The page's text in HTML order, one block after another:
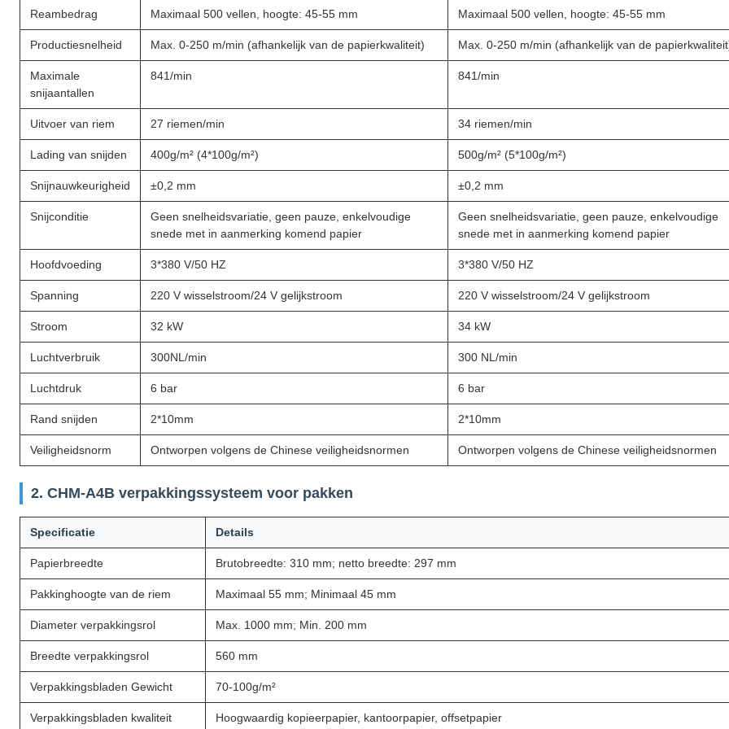
Reambedrag Maximaal 500 vellen, hoogte: 45-55 mm Maximaal 500 vellen, hoogte: 45-55 mm
Productiesnelheid Max. 0-250 m/min (afhankelijk van de papierkwaliteit) Max. 0-250 m/min (afhankelijk van de
Maximale
snijaantallen
841/min 841/min
Uitvoer van riem 27 riemen/min 34 riemen/min
Lading van snijden 400g/m² (4*100g/m²) 500g/m² (5*100g/m²)
Snijnauwkeurigheid ±0,2 mm ±0,2 mm
Snijconditie
Geen snelheidsvariatie, geen pauze, enkelvoudige
snede met in aanmerking komend papier
Geen snelheidsvariatie, geen pauze, enkelvoudige
snede met in aanmerking komend papier
Hoofdvoeding 3*380 V/50 HZ 3*380 V/50 HZ
Spanning 220 V wisselstroom/24 V gelijkstroom 220 V wisselstroom/24 V gelijkstroom
Stroom 32 kW 34 kW
Luchtverbruik 300NL/min 300 NL/min
Luchtdruk 6 bar 6 bar
Rand snijden 2*10mm 2*10mm
Veiligheidsnorm Ontworpen volgens de Chinese veiligheidsnormen Ontworpen volgens de Chinese veiligheidsnormen
2. CHM-A4B verpakkingssysteem voor pakken
Specificatie Details
Papierbreedte Brutobreedte: 310 mm; netto breedte: 297 mm
Pakkinghoogte van de riem Maximaal 55 mm; Minimaal 45 mm
Diameter verpakkingsrol Max. 1000 mm; Min. 200 mm
Breedte verpakkingsrol 560 mm
Verpakkingsbladen Gewicht 70-100g/m²
Verpakkingsbladen kwaliteit Hoogwaardig kopieerpapier, kantoorpapier, offsetpapier